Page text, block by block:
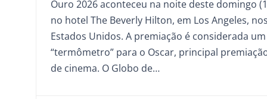
Ouro 2026 aconteceu na noite deste domingo
no hotel The Beverly Hilton, em Los Angeles, nos
Estados Unidos. A premiação é considerada um
“termômetro” para o Oscar, principal
de cinema. O Globo de…